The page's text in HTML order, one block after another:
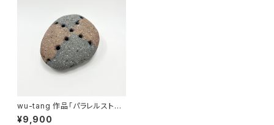
wu-tang 作品「パラレルストー
ン」
¥9,900